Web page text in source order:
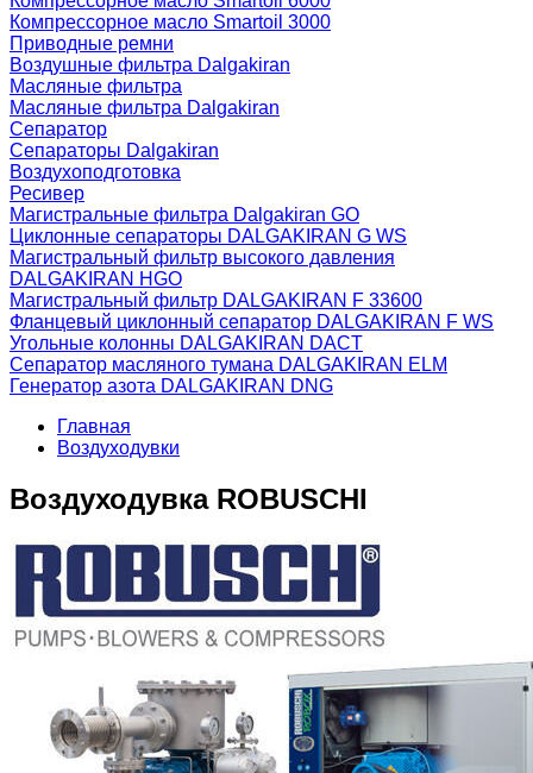
Компрессорное масло Smartoil 3000
Приводные ремни
Воздушные фильтра Dalgakiran
Масляные фильтра
Масляные фильтра Dalgakiran
Сепаратор
Сепараторы Dalgakiran
Воздухоподготовка
Ресивер
Магистральные фильтра Dalgakiran GO
Циклонные сепараторы DALGAKIRAN G WS
Магистральный фильтр высокого давления
DALGAKIRAN HGO
Магистральный фильтр DALGAKIRAN F 33600
Фланцевый циклонный сепаратор DALGAKIRAN F WS
Угольные колонны DALGAKIRAN DACT
Сепаратор масляного тумана DALGAKIRAN ELM
Генератор азота DALGAKIRAN DNG
Главная
Воздуходувки
Воздуходувка ROBUSCHI